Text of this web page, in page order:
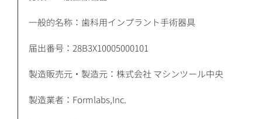
一般的名称：歯科用インプラント手術器具
届出番号：28B3X10005000101
製造販売元・製造元：株式会社 マシンツール中央
製造業者：Formlabs,Inc.